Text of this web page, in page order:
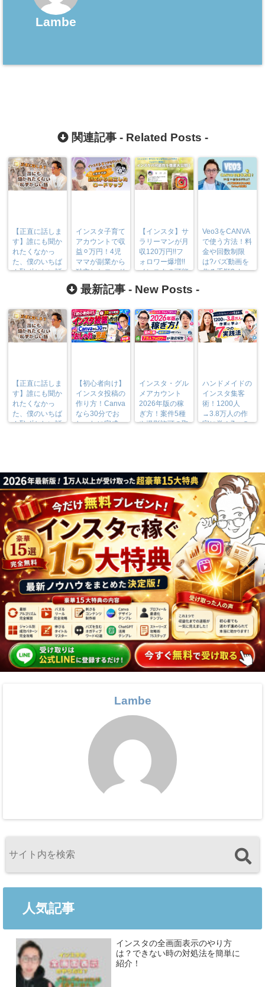
Lambe
関連記事 - Related Posts -
【正直に話しま
す】誰にも聞か
れたくなかっ
た、僕のいちば
ん恥ずかしい話
インスタ子育て
アカウントで収
益⚪︎万円！4児
ママが副業から
独立したロード
マップ
【インスタ】サ
ラリーマンが月
収120万円!!フ
ォロワー爆増!!
インスタの可能
開！
Veo3をCANVA
で使う方法！料
金や回数制限
は?バズ動画を
作る手順3step
最新記事 - New Posts -
【正直に話しま
す】誰にも聞か
れたくなかっ
た、僕のいちば
ん恥ずかしい話
【初心者向け】
インスタ投稿の
作り方！Canva
なら30分でお
しゃれに完成
インスタ・グル
メアカウント
2026年版の稼
ぎ方！案件5種
や撮影許可の取
ハンドメイドの
インスタ集客
術！1200人
→3.8万人の作
家に学ぶ7つの
Lambe
人気記事
インスタの全画面表示のやり方
は？できない時の対処法を簡単に
紹介！